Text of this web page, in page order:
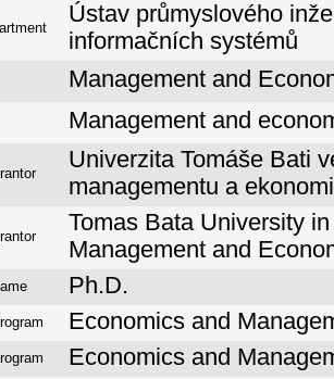
Ústav průmyslového
informačních systémů
Management and
Management and
Univerzita Tomáše Bati
managementu a
Tomas Bata University
Management and
Ph.D.
Economics and
Economics and